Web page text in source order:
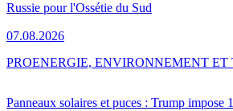
Russie pour l'Ossétie du Sud
07.08.2026
Panneaux solaires et puces : Trump impose
PROENERGIE, ENVIRONNEMENT ET